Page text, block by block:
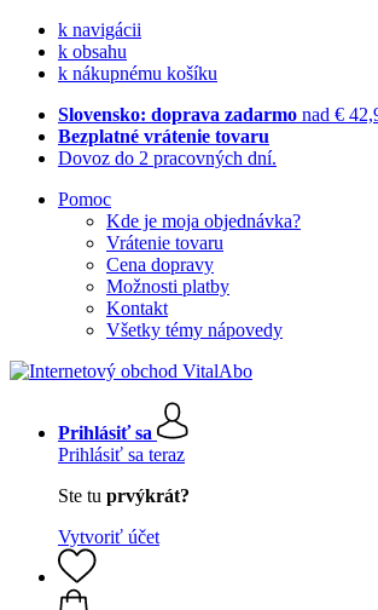
k navigácii
k obsahu
k nákupnému košíku
Slovensko: doprava zadarmo nad €
Bezplatné vrátenie tovaru
Dovoz do 2 pracovných dní.
Pomoc
Kde je moja objednávka?
Vrátenie tovaru
Cena dopravy
Možnosti platby
Kontakt
Všetky témy nápovedy
Prihlásiť sa
Prihlásiť sa teraz
Ste tu prvýkrát?
Vytvoriť účet